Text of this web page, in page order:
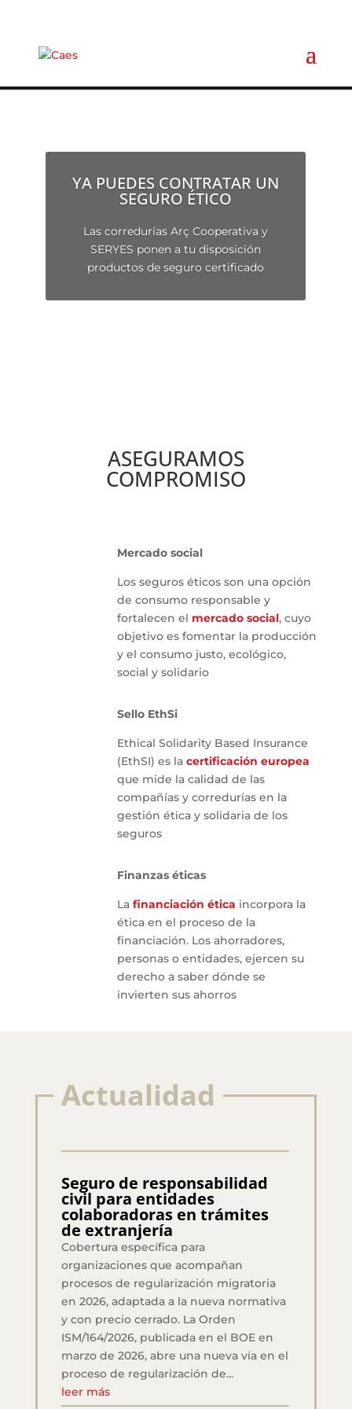
YA PUEDES CONTRATAR UN
SEGURO ÉTICO
Las corredurías Arç Cooperativa y
SERYES ponen a tu disposición
productos de seguro certificado
ASEGURAMOS
COMPROMISO
Mercado social
Los seguros éticos son una opción
de consumo responsable y
fortalecen el mercado social, cuyo
objetivo es fomentar la producción
y el consumo justo, ecológico,
social y solidario
Sello EthSi
Ethical Solidarity Based Insurance
(EthSI) es la certificación europea
que mide la calidad de las
compañías y corredurías en la
gestión ética y solidaria de los
seguros
Finanzas éticas
La financiación ética incorpora la
ética en el proceso de la
financiación. Los ahorradores,
personas o entidades, ejercen su
derecho a saber dónde se
invierten sus ahorros
Actualidad
Seguro de responsabilidad
civil para entidades
colaboradoras en trámites
de extranjería
Cobertura específica para
organizaciones que acompañan
procesos de regularización migratoria
en 2026, adaptada a la nueva normativa
y con precio cerrado. La Orden
ISM/164/2026, publicada en el BOE en
marzo de 2026, abre una nueva vía en el
proceso de regularización de...
leer más